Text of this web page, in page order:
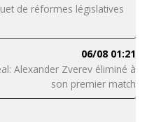
de réformes législatives
06/08 01:21
Alexander Zverev éliminé à
son premier match